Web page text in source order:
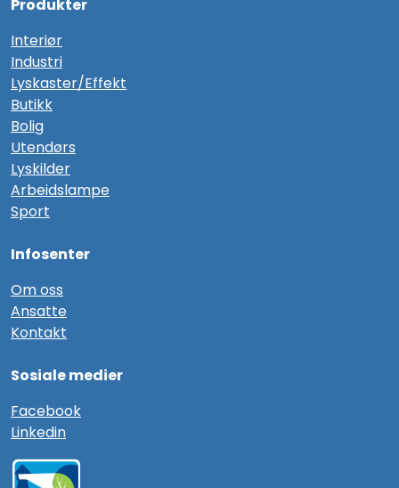
Produkter
Interiør
Industri
Lyskaster/Effekt
Butikk
Bolig
Utendørs
Lyskilder
Arbeidslampe
Sport
Infosenter
Om oss
Ansatte
Kontakt
Sosiale medier
Facebook
Linkedin